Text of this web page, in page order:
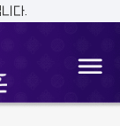
다.